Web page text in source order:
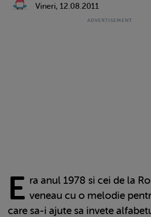
Vineri, 12.08.2011
E ra anul 1978 si cei de la
veneau cu o melodie
care sa-i ajute sa invete